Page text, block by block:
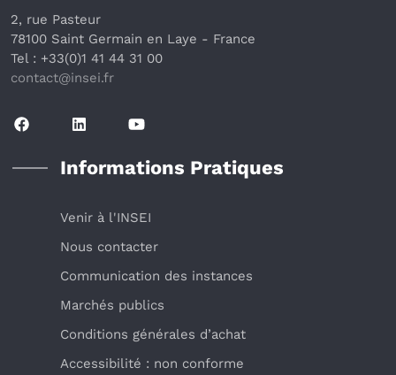
2, rue Pasteur
78100 Saint Germain en Laye - France
Tel : +33(0)1 41 44 31 00
contact@insei.fr
Informations Pratiques
Venir à l'INSEI
Nous contacter
Communication des instances
Marchés publics
Conditions générales d’achat
Accessibilité : non conforme